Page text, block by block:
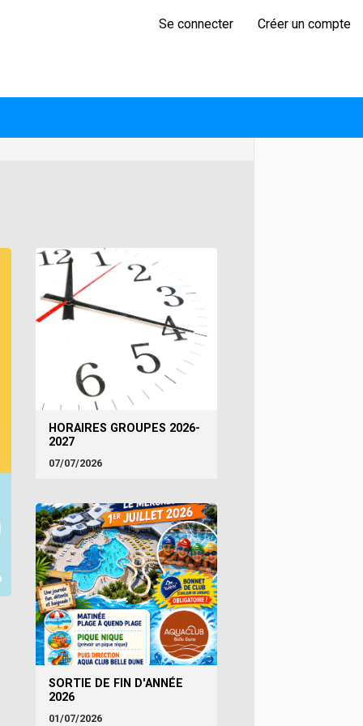
Se connecter Créer un compte
HORAIRES GROUPES 2026-
2027
07/07/2026
SORTIE DE FIN D'ANNÉE
2026
01/07/2026